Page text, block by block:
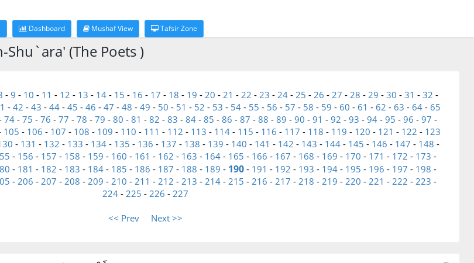
Dashboard Mushaf View Tafsir Zone
Shu`ara' (The Poets )
- 9 - 10 - 11 - 12 - 13 - 14 - 15 - 16 - 17 - 18 - 19 - 20 - 21 - 22 - 23 - 24 - 25 - 26 - 27 - 28 - 29 - 30 - 31 - 32 -
- 42 - 43 - 44 - 45 - 46 - 47 - 48 - 49 - 50 - 51 - 52 - 53 - 54 - 55 - 56 - 57 - 58 - 59 - 60 - 61 - 62 - 63 - 64 - 65
74- 75 - 76 - 77 - 78 - 79 - 80 - 81 - 82 - 83 - 84- 85 - 86 - 87 - 88 - 89 - 90 - 91 - 92 - 93 - 94- 95 - 96 - 97 -
105 - 106 - 107 - 108 - 109 - 110 - 111 - 112 - 113 - 114- 115 - 116 - 117 - 118 - 119 - 120 - 121 - 122 - 123
- 131 - 132 - 133 - 134- 135 - 136 - 137 - 138 - 139 - 140 - 141 - 142 - 143 - 144- 145 - 146 - 147 - 148 -
- 156 - 157 - 158 - 159 - 160 - 161 - 162 - 163 - 164 - 165 - 166 - 167 - 168 - 169 - 170 - 171 - 172 - 173 -
- 181 - 182 - 183 - 184 - 185 - 186 - 187 - 188 - 189 - 190 - 191 - 192 - 193 - 194 - 195 - 196 - 197 - 198 -
- 206 - 207 - 208 - 209 - 210 - 211 - 212 - 213 - 214 - 215 - 216 - 217 - 218 - 219 - 220 - 221 - 222 - 223 -
224- 225 - 226 - 227
<< Prev Next >>